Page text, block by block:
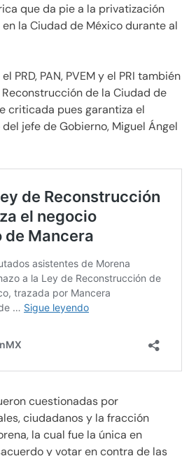
que da pie a la privatización
la Ciudad de México durante al
PRD, PAN, PVEM y el PRI también
de la Ciudad de
criticada pues garantiza el
jefe de Gobierno, Miguel Ángel
cuestionadas por
ciudadanos y la fracción
la cual fue la única en
y votar en contra de las